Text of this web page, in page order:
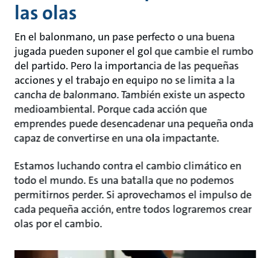
las olas
En el balonmano, un pase perfecto o una buena
jugada pueden suponer el gol que cambie el rumbo
del partido. Pero la importancia de las pequeñas
acciones y el trabajo en equipo no se limita a la
cancha de balonmano. También existe un aspecto
medioambiental. Porque cada acción que
emprendes puede desencadenar una pequeña onda
capaz de convertirse en una ola impactante.
Estamos luchando contra el cambio climático en
todo el mundo. Es una batalla que no podemos
permitirnos perder. Si aprovechamos el impulso de
cada pequeña acción, entre todos lograremos crear
olas por el cambio.